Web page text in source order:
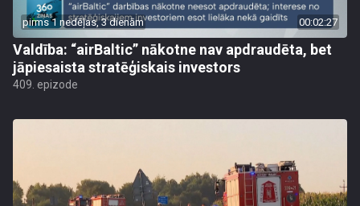
pirms 1 nedēļas, 3 dienām 00:02:27
Valdība: “airBaltic” nākotne nav apdraudēta, bet
jāpiesaista stratēģiskais investors
409. epizode